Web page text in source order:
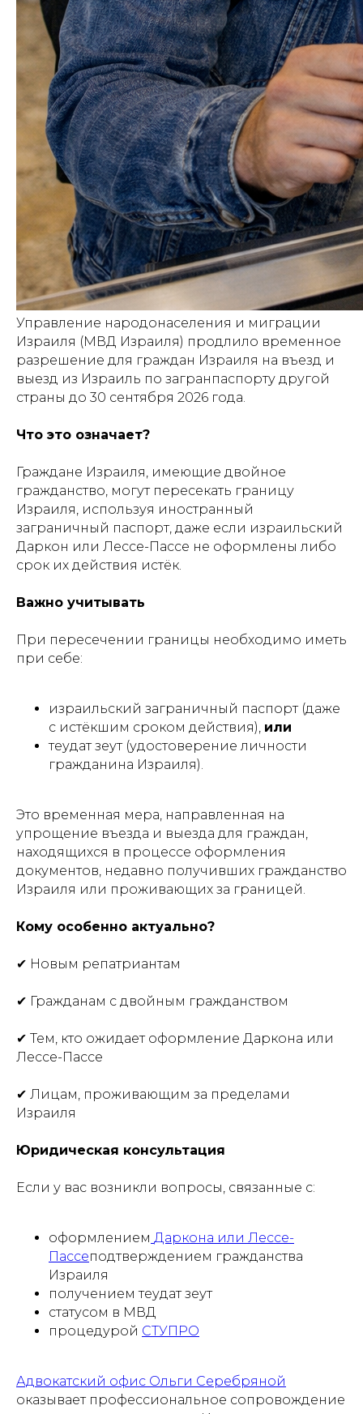
Управление народонаселения и миграции
Израиля (МВД Израиля) продлило временное
разрешение для граждан Израиля на въезд и
выезд из Израиль по загранпаспорту другой
страны до 30 сентября 2026 года.
Что это означает?
Граждане Израиля, имеющие двойное
гражданство, могут пересекать границу
Израиля, используя иностранный
заграничный паспорт, даже если израильский
Даркон или Лессе-Пассе не оформлены либо
срок их действия истёк.
Важно учитывать
При пересечении границы необходимо иметь
при себе:
израильский заграничный паспорт (даже
с истёкшим сроком действия), или
теудат зеут (удостоверение личности
гражданина Израиля).
Это временная мера, направленная на
упрощение въезда и выезда для граждан,
находящихся в процессе оформления
документов, недавно получивших гражданство
Израиля или проживающих за границей.
Кому особенно актуально?
✔ Новым репатриантам
✔ Гражданам с двойным гражданством
✔ Тем, кто ожидает оформление Даркона или
Лессе-Пассе
✔ Лицам, проживающим за пределами
Израиля
Юридическая консультация
Если у вас возникли вопросы, связанные с:
оформлением Даркона или Лессе-
Пассеподтверждением гражданства
Израиля
получением теудат зеут
статусом в МВД
процедурой СТУПРО
Адвокатский офис Ольги Серебряной
оказывает профессиональное сопровождение